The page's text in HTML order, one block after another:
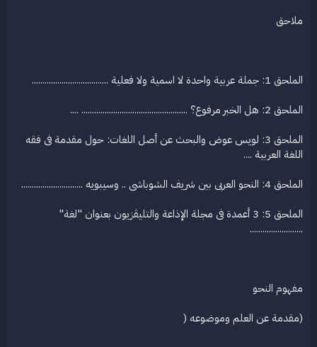
ملاحق
الملحق 1: جملة عربية واحدة لا اسمية ولا فعلية ....................................
الملحق 2: هل الخبر مرفوع؟ .................................................. ....
الملحق 3: لويس عوض والبحث عن أصل اللغات: حول مقدمة فى فقه
اللغة العربية ....
الملحق 4: النحو العربى بين شريف الشوباشى .. وسيبويه .............................
الملحق 5: 3 أعمدة فى مجلة الإذاعة والتليڤزيون بعنوان "لغة"
.........................
مفهوم النحو
(مقدمة عن العلم وموضوعه (